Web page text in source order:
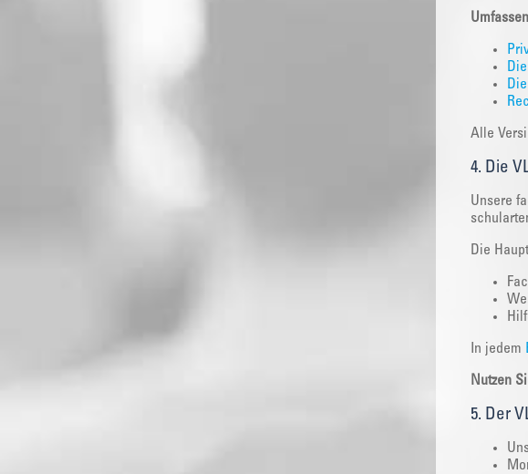
Alle
4. Die
Unsere
Die
In jedem
Nutzen
5. Der